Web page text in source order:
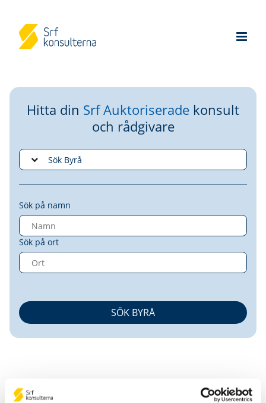
Hitta din Srf Auktoriserade konsult
och rådgivare
Sök på namn
Sök på ort